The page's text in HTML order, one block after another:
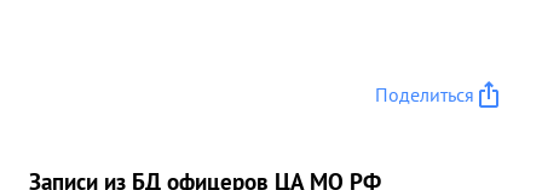
Поделиться
Записи из БД офицеров ЦА МО РФ